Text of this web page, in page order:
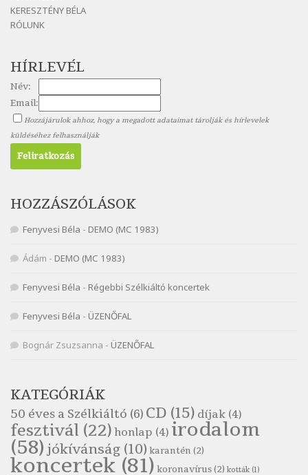
Nagy Bandó András: Nyári éj
Szélkiáltó
Szélkiáltó
Nagy Bandó András: Pöttyös katica
Szélkiáltó
Nagy Bandó András: Scarabeus
Szélkiáltó
Nagy Bandó András: Ülj le csak egyszer
Nagy Bandó András: Vakondok
Nagy Bandó András: Vizilóblues
Szélkiáltó
Szélkiáltó
Népköltés: Most érkeztünk
Szélkiáltó
Népköltés: Reggeli köszöntő
Szélkiáltó
Pákolitz István: Bakarasz
Szélkiáltó
Pákolitz István: Csiga-biga
Szélkiáltó
KERESZTÉNY BÉLA
RÓLUNK
HÍRLEVÉL
Név:
Email:
Hozzájárulok ahhoz, hogy a megadott adataimat tárolják és hírlevelek
küldéséhez felhasználják
HOZZÁSZÓLÁSOK
Fenyvesi Béla - DEMO (MC 1983)
Ádám - DEMO (MC 1983)
Fenyvesi Béla - Régebbi Szélkiáltó koncertek
Fenyvesi Béla - ÜZENŐFAL
Bognár Zsuzsanna - ÜZENŐFAL
KATEGÓRIÁK
50 éves a Szélkiáltó (6) CD (15) díjak (4)
fesztivál (22) honlap (4) irodalom
(58)jókívánság (10) karantén (2)
koncertek(81) koronavírus(2) kották (1)